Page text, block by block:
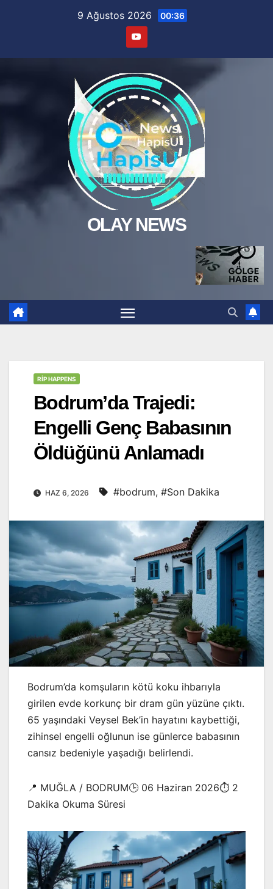
9 Ağustos 2026 00:36
OLAY NEWS
RİP HAPPENS
Bodrum’da Trajedi:
Engelli Genç Babasının
Öldüğünü Anlamadı
HAZ 6, 2026 #bodrum, #Son Dakika
Bodrum’da komşuların kötü koku ihbarıyla
girilen evde korkunç bir dram gün yüzüne çıktı.
65 yaşındaki Veysel Bek’in hayatını kaybettiği,
zihinsel engelli oğlunun ise günlerce babasının
cansız bedeniyle yaşadığı belirlendi.
📍 MUĞLA / BODRUM🕒 06 Haziran 2026⏱️ 2
Dakika Okuma Süresi